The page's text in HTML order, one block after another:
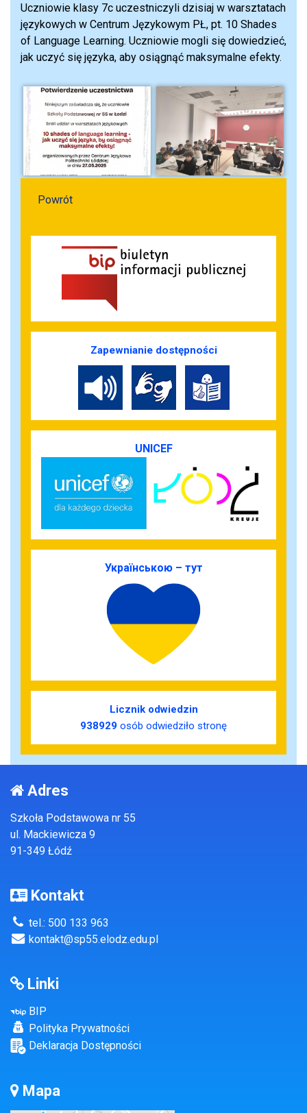
Uczniowie klasy 7c uczestniczyli dzisiaj w warsztatach
językowych w Centrum Językowym PŁ, pt. 10 Shades
of Language Learning. Uczniowie mogli się dowiedzieć,
jak uczyć się języka, aby osiągnąć maksymalne efekty.
Powrót
Zapewnianie dostępności
UNICEF
Українською – тут
Licznik odwiedzin
938929 osób odwiedziło stronę
Adres
Szkoła Podstawowa nr 55
ul. Mackiewicza 9
91-349 Łódź
Kontakt
tel.: 500 133 963
kontakt@sp55.elodz.edu.pl
Linki
BIP
Polityka Prywatności
Deklaracja Dostępności
Mapa